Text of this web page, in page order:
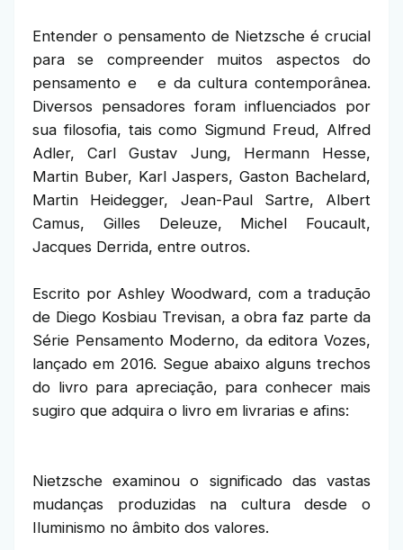
Entender o pensamento de Nietzsche é crucial
para se compreender muitos aspectos do
pensamento e e da cultura contemporânea.
Diversos pensadores foram influenciados por
sua filosofia, tais como Sigmund Freud, Alfred
Adler, Carl Gustav Jung, Hermann Hesse,
Martin Buber, Karl Jaspers, Gaston Bachelard,
Martin Heidegger, Jean-Paul Sartre, Albert
Camus, Gilles Deleuze, Michel Foucault,
Jacques Derrida, entre outros.
Escrito por Ashley Woodward, com a tradução
de Diego Kosbiau Trevisan, a obra faz parte da
Série Pensamento Moderno, da editora Vozes,
lançado em 2016. Segue abaixo alguns trechos
do livro para apreciação, para conhecer mais
sugiro que adquira o livro em livrarias e afins:
Nietzsche examinou o significado das vastas
mudanças produzidas na cultura desde o
Iluminismo no âmbito dos valores.